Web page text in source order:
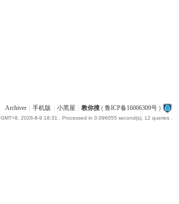
Archiver 手机版 小黑屋 教你搜( 鲁ICP备16006309号)
GMT+8, 2026-8-9 18:31 , Processed in 0.096055 second(s), 12 queries .